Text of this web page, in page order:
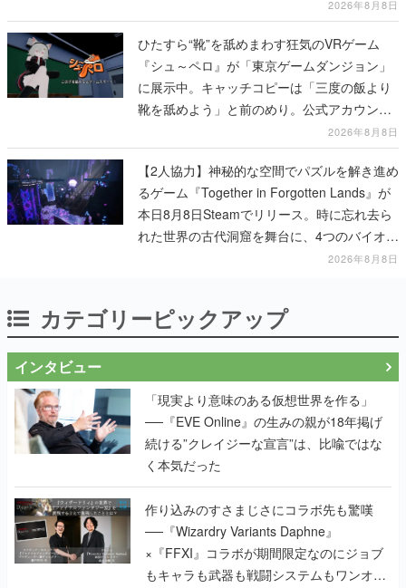
2026年8月8日
ひたすら“靴”を舐めまわす狂気のVRゲーム
『シュ～ペロ』が「東京ゲームダンジョン」
に展示中。キャッチコピーは「三度の飯より
靴を舐めよう」と前のめり。公式アカウント
も開設され、2026年リリースに向けて開発中
2026年8月8日
【2人協力】神秘的な空間でパズルを解き進め
るゲーム『Together in Forgotten Lands』が
本日8月8日Steamでリリース。時に忘れ去ら
れた世界の古代洞窟を舞台に、4つのバイオー
2026年8月8日
カテゴリーピックアップ
インタビュー
「現実より意味のある仮想世界を作る」
──『EVE Online』の生みの親が18年掲げ
続ける”クレイジーな宣言”は、比喩ではな
く本気だった
作り込みのすさまじさにコラボ先も驚嘆
──『Wizardry Variants Daphne』
×『FFXI』コラボが期間限定なのにジョブ
もキャラも武器も戦闘システムもワンオフ